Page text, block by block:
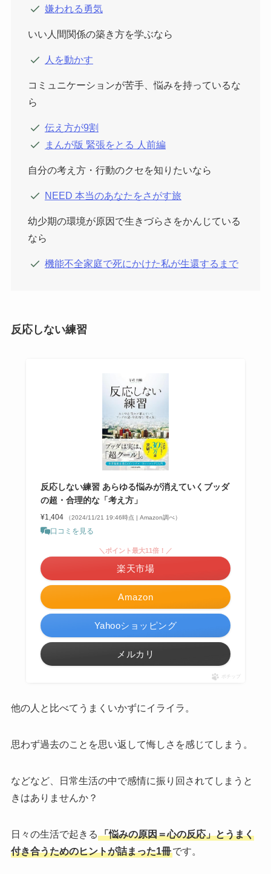
嫌われる勇気
いい人間関係の築き方を学ぶなら
人を動かす
コミュニケーションが苦手、悩みを持っているな
ら
伝え方が9割
まんが版 緊張をとる 人前編
自分の考え方・行動のクセを知りたいなら
NEED 本当のあなたをさがす旅
幼少期の環境が原因で生きづらさをかんじている
なら
機能不全家庭で死にかけた私が生還するまで
反応しない練習
反応しない練習 あらゆる悩みが消えていくブッダ
の超・合理的な「考え方」
¥1,404 （2024/11/21 19:46時点 | Amazon調べ）
口コミを見る
Amazon
＼ポイント最大11倍！／
楽天市場
Yahooショッピング
メルカリ
ポチップ
他の人と比べてうまくいかずにイライラ。
思わず過去のことを思い返して悔しさを感じてしまう。
などなど、日常生活の中で感情に振り回されてしまうと
きはありませんか？
日々の生活で起きる 「悩みの原因＝心の反応」とうまく
付き合うためのヒントが詰まった1冊です。